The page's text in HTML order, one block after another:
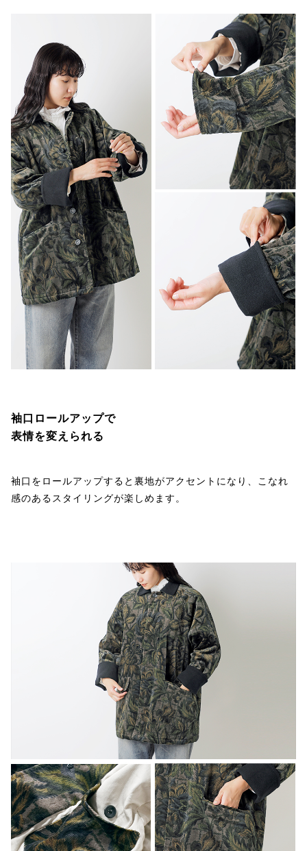
袖口ロールアップで
表情を変えられる
袖口をロールアップすると裏地がアクセントになり、こなれ
感のあるスタイリングが楽しめます。